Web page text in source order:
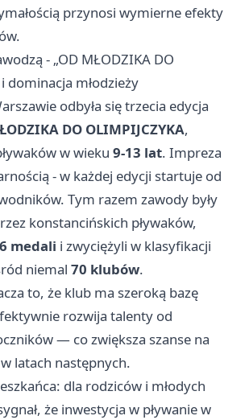
przynosi wymierne efekty
- „OD MŁODZIKA DO
i dominacja młodzieży
odbyła się trzecia edycja
DO OLIMPIJCZYKA,
w wieku 9-13 lat. Impreza
- w każdej edycji startuje od
Tym razem zawody były
konstancińskich pływaków,
medali i zwyciężyli w klasyfikacji
niemal 70 klubów.
to, że klub ma szeroką bazę
rozwija talenty od
— co zwiększa szanse na
latach następnych.
dla rodziców i młodych
że inwestycja w pływanie w